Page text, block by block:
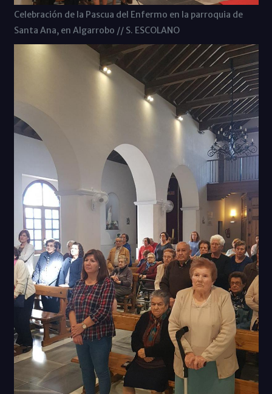
Celebración de la Pascua del Enfermo en la parroquia de
Santa Ana, en Algarrobo // S. ESCOLANO